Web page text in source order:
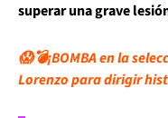
superar una grave
😱💣¡BOMBA en la
Lorenzo para dirigir